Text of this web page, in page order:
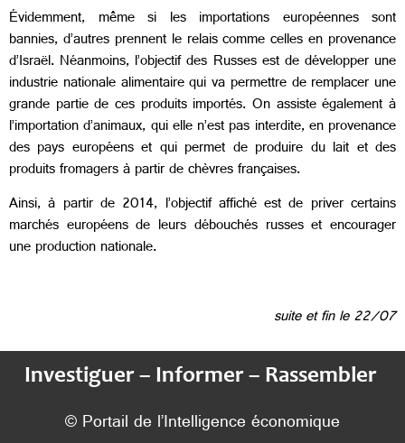
Évidemment, même si les importations européennes sont
bannies, d’autres prennent le relais comme celles en provenance
d’Israël. Néanmoins, l’objectif des Russes est de développer une
industrie nationale alimentaire qui va permettre de remplacer une
grande partie de ces produits importés. On assiste également à
l’importation d’animaux, qui elle n’est pas interdite, en provenance
des pays européens et qui permet de produire du lait et des
produits fromagers à partir de chèvres françaises.
Ainsi, à partir de 2014, l’objectif affiché est de priver certains
marchés européens de leurs débouchés russes et encourager
une production nationale.
suite et fin le 22/07
Investiguer – Informer – Rassembler
© Portail de l’Intelligence économique